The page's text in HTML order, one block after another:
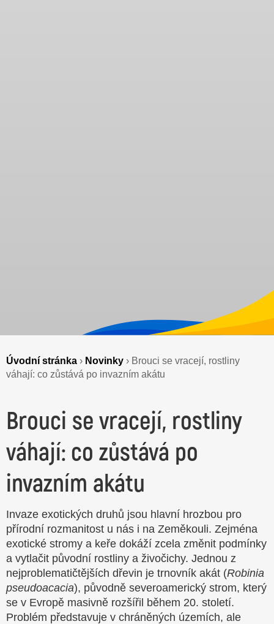
Úvodní stránka › Novinky › Brouci se vracejí, rostliny
váhají: co zůstává po invazním akátu
Brouci se vracejí, rostliny
váhají: co zůstává po
invazním akátu
Invaze exotických druhů jsou hlavní hrozbou pro
přírodní rozmanitost u nás i na Zeměkouli. Zejména
exotické stromy a keře dokáží zcela změnit podmínky
a vytlačit původní rostliny a živočichy. Jednou z
nejproblematičtějších dřevin je trnovník akát (Robinia
pseudoacacia), původně severoamerický strom, který
se v Evropě masivně rozšířil během 20. století.
Problém představuje v chráněných územích, ale